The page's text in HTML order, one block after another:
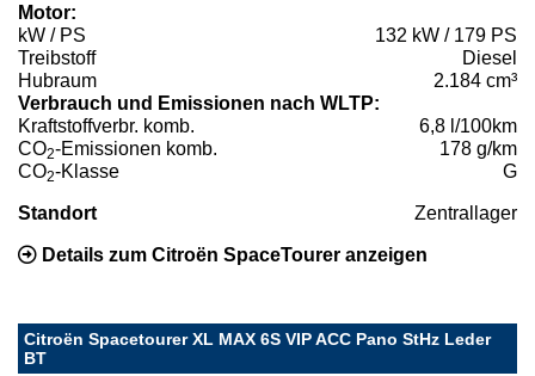
Motor:
kW / PS
132 kW / 179 PS
Treibstoff
Diesel
Hubraum
2.184 cm³
Verbrauch und Emissionen nach WLTP:
Kraftstoffverbr. komb.
6,8 l/100km
CO2-Emissionen komb.
178 g/km
CO2-Klasse G
Standort Zentrallager
Details zum Citroën SpaceTourer anzeigen
Citroën Spacetourer XL MAX 6S VIP ACC Pano StHz Leder
BT